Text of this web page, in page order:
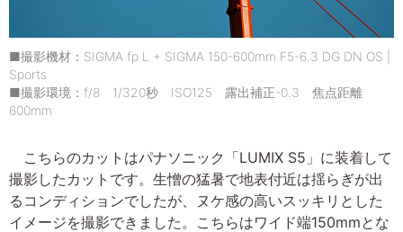
■撮影機材：SIGMA fp L + SIGMA 150-600mm F5-6.3 DG DN OS |
Sports
■撮影環境：f/8 1/320秒 ISO125 露出補正-0.3 焦点距離
600mm
こちらのカットはパナソニック「LUMIX S5」に装着して
撮影したカットです。生憎の猛暑で地表付近は揺らぎが出
るコンディションでしたが、ヌケ感の高いスッキリとした
イメージを撮影できました。こちらはワイド端150mmとな